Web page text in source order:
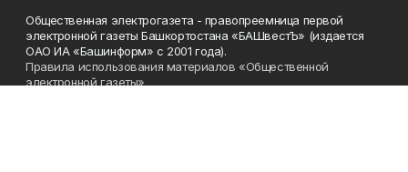
Общественная электрогазета - правопреемница первой
электронной газеты Башкортостана «БАШвестЪ» (издается
ОАО ИА «Башинформ» с 2001 года).
Правила использования материалов «Общественной
электронной газеты»